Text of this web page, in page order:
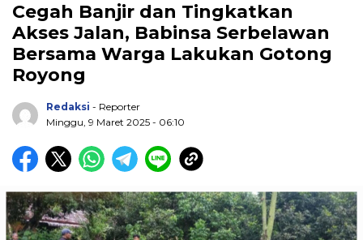
Cegah Banjir dan Tingkatkan
Akses Jalan, Babinsa Serbelawan
Bersama Warga Lakukan Gotong
Royong
Redaksi - Reporter
Minggu, 9 Maret 2025 - 06:10